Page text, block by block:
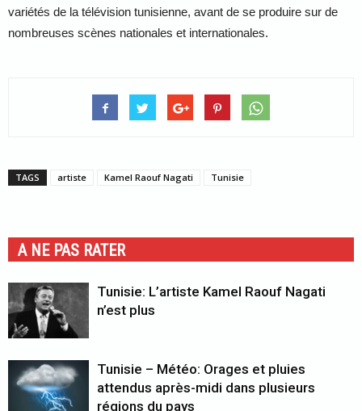
variétés de la télévision tunisienne, avant de se produire sur de
nombreuses scènes nationales et internationales.
TAGS artiste Kamel Raouf Nagati Tunisie
A NE PAS RATER
Tunisie: L’artiste Kamel Raouf Nagati
n’est plus
Tunisie – Météo: Orages et pluies
attendus après-midi dans plusieurs
régions du pays